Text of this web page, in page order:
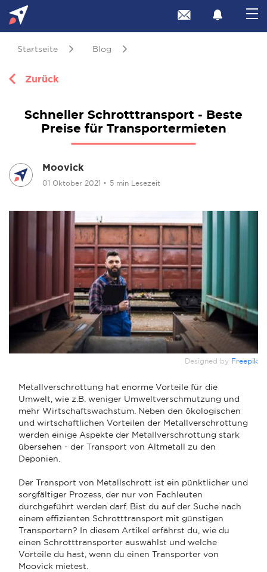
Startseite Blog
Zurück
Schneller Schrotttransport - Beste
Preise für Transportermieten
Moovick
01 Oktober 2021 • 5 min Lesezeit
Designed by Freepik
Metallverschrottung hat enorme Vorteile für die
Umwelt, wie z.B. weniger Umweltverschmutzung und
mehr Wirtschaftswachstum. Neben den ökologischen
und wirtschaftlichen Vorteilen der Metallverschrottung
werden einige Aspekte der Metallverschrottung stark
übersehen - der Transport von Altmetall zu den
Deponien.
Der Transport von Metallschrott ist ein pünktlicher und
sorgfältiger Prozess, der nur von Fachleuten
durchgeführt werden darf. Bist du auf der Suche nach
einem effizienten Schrotttransport mit günstigen
Transportern? In diesem Artikel erfährst du, wie du
einen Schrotttransporter auswählst und welche
Vorteile du hast, wenn du einen Transporter von
Moovick mietest.